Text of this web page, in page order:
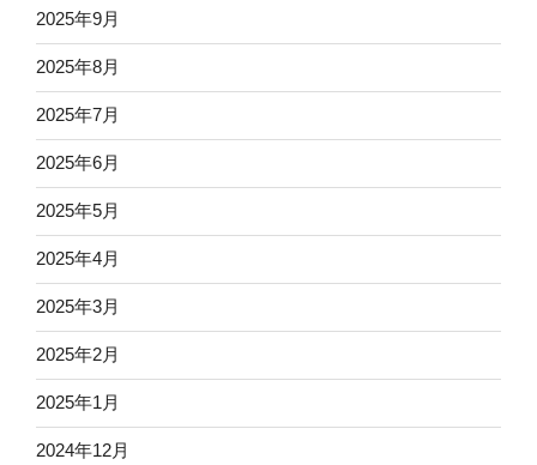
2025年9月
2025年8月
2025年7月
2025年6月
2025年5月
2025年4月
2025年3月
2025年2月
2025年1月
2024年12月